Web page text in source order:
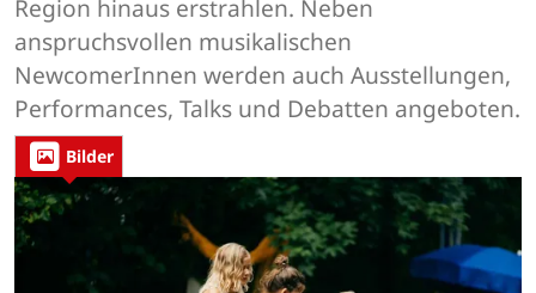
Region hinaus erstrahlen. Neben
anspruchsvollen musikalischen
NewcomerInnen werden auch Ausstellungen,
Performances, Talks und Debatten angeboten.
Bilder